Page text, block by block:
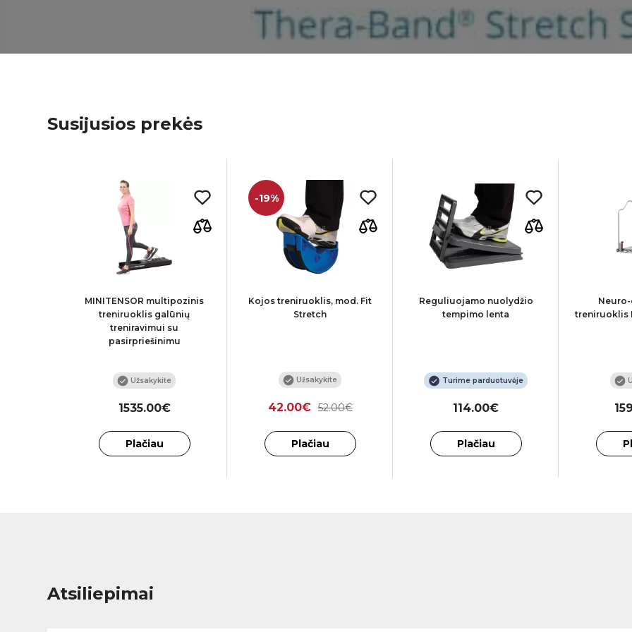
Susijusios prekės
MINITENSOR multipozinis
treniruoklis galūnių
treniravimui su
pasirpriešinimu
Užsakykite
1535.00€
Plačiau
-19%
Kojos treniruoklis, mod. Fit
Stretch
Užsakykite
42.00€ 52.00€
Plačiau
Reguliuojamo nuolydžio
tempimo lenta
Turime parduotuvėje
114.00€
Plačiau
treniruoklis
Atsiliepimai